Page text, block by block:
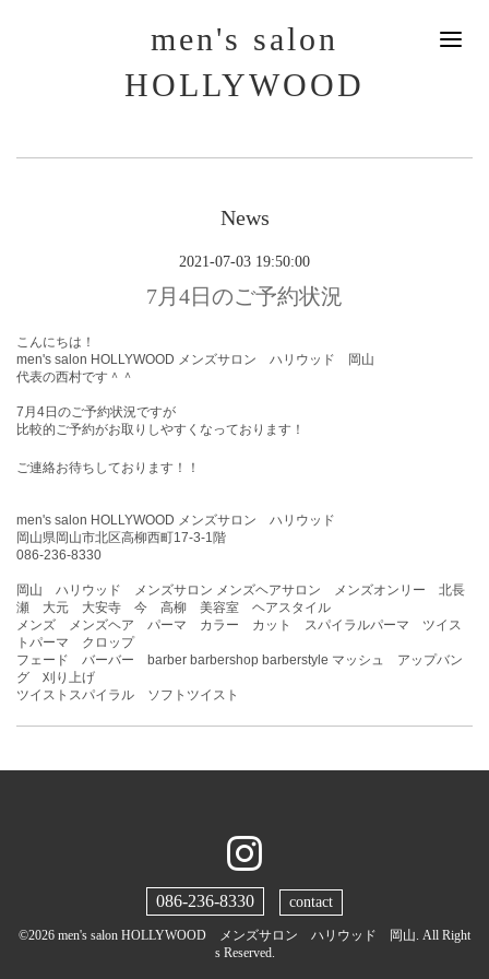
men's salon
HOLLYWOOD
News
2021-07-03 19:50:00
7月4日のご予約状況
こんにちは！
men's salon HOLLYWOOD メンズサロン ハリウッド 岡山
代表の西村です＾＾
7月4日のご予約状況ですが
比較的ご予約がお取りしやすくなっております！
ご連絡お待ちしております！！
men's salon HOLLYWOOD メンズサロン ハリウッド
岡山県岡山市北区高柳西町17-3-1階
086-236-8330
岡山 ハリウッド メンズサロン メンズヘアサロン メンズオンリー 北長
瀬 大元 大安寺 今 高柳 美容室 ヘアスタイル
メンズ メンズヘア パーマ カラー カット スパイラルパーマ ツイス
トパーマ クロップ
フェード バーバー barber barbershop barberstyle マッシュ アップバン
グ 刈り上げ
ツイストスパイラル ソフトツイスト
086-236-8330 contact
©2026 men's salon HOLLYWOOD メンズサロン ハリウッド 岡山. All Right
s Reserved.